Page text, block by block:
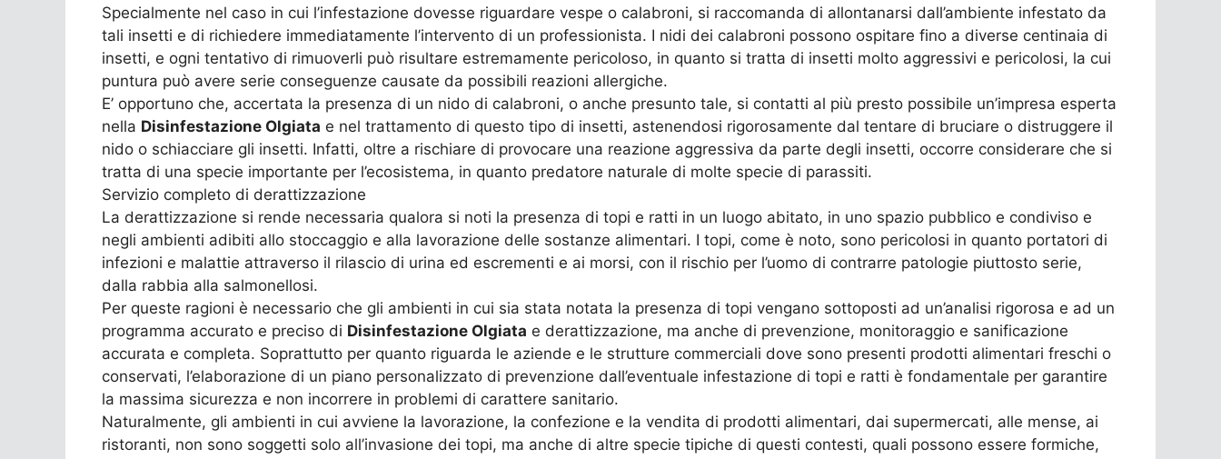
Specialmente nel caso in cui l’infestazione dovesse riguardare vespe o calabroni, si raccomanda di allontanarsi dall’ambiente infestato da
tali insetti e di richiedere immediatamente l’intervento di un professionista. I nidi dei calabroni possono ospitare fino a diverse centinaia di
insetti, e ogni tentativo di rimuoverli può risultare estremamente pericoloso, in quanto si tratta di insetti molto aggressivi e pericolosi, la cui
puntura può avere serie conseguenze causate da possibili reazioni allergiche.
E’ opportuno che, accertata la presenza di un nido di calabroni, o anche presunto tale, si contatti al più presto possibile un’impresa esperta
nella Disinfestazione Olgiata e nel trattamento di questo tipo di insetti, astenendosi rigorosamente dal tentare di bruciare o distruggere il
nido o schiacciare gli insetti. Infatti, oltre a rischiare di provocare una reazione aggressiva da parte degli insetti, occorre considerare che si
tratta di una specie importante per l’ecosistema, in quanto predatore naturale di molte specie di parassiti.
Servizio completo di derattizzazione
La derattizzazione si rende necessaria qualora si noti la presenza di topi e ratti in un luogo abitato, in uno spazio pubblico e condiviso e
negli ambienti adibiti allo stoccaggio e alla lavorazione delle sostanze alimentari. I topi, come è noto, sono pericolosi in quanto portatori di
infezioni e malattie attraverso il rilascio di urina ed escrementi e ai morsi, con il rischio per l’uomo di contrarre patologie piuttosto serie,
dalla rabbia alla salmonellosi.
Per queste ragioni è necessario che gli ambienti in cui sia stata notata la presenza di topi vengano sottoposti ad un’analisi rigorosa e ad un
programma accurato e preciso di Disinfestazione Olgiata e derattizzazione, ma anche di prevenzione, monitoraggio e sanificazione
accurata e completa. Soprattutto per quanto riguarda le aziende e le strutture commerciali dove sono presenti prodotti alimentari freschi o
conservati, l’elaborazione di un piano personalizzato di prevenzione dall’eventuale infestazione di topi e ratti è fondamentale per garantire
la massima sicurezza e non incorrere in problemi di carattere sanitario.
Naturalmente, gli ambienti in cui avviene la lavorazione, la confezione e la vendita di prodotti alimentari, dai supermercati, alle mense, ai
ristoranti, non sono soggetti solo all’invasione dei topi, ma anche di altre specie tipiche di questi contesti, quali possono essere formiche,